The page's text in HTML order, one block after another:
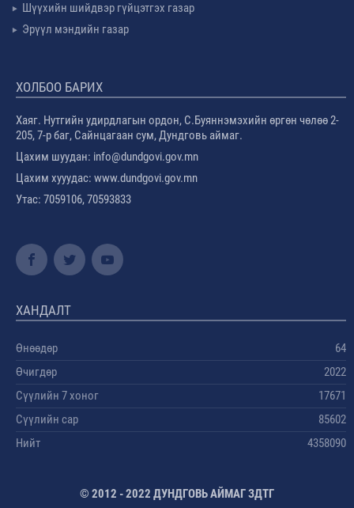
Шүүхийн шийдвэр гүйцэтгэх газар
Эрүүл мэндийн газар
ХОЛБОО БАРИХ
Хаяг. Нутгийн удирдлагын ордон, С.Буяннэмэхийн өргөн чөлөө 2-
205, 7-р баг, Сайнцагаан сум, Дундговь аймаг.
Цахим шуудан: info@dundgovi.gov.mn
Цахим хууудас: www.dundgovi.gov.mn
Утас: 7059106, 70593833
ХАНДАЛТ
Өнөөдөр
64
Өчигдөр
2022
Сүүлийн 7 хоног
17671
Сүүлийн сар
85602
Нийт
4358090
© 2012 - 2022 ДУНДГОВЬ АЙМАГ ЗДТГ